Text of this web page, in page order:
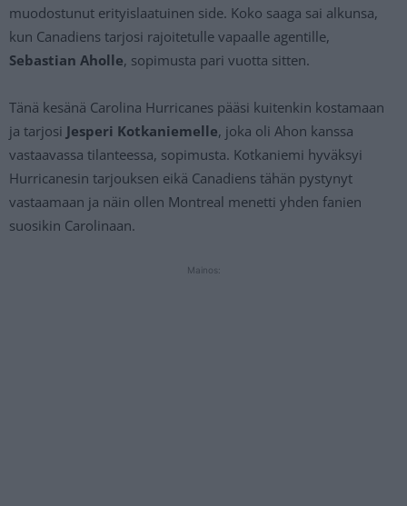
muodostunut erityislaatuinen side. Koko saaga sai alkunsa,
kun Canadiens tarjosi rajoitetulle vapaalle agentille,
Sebastian Aholle, sopimusta pari vuotta sitten.
Tänä kesänä Carolina Hurricanes pääsi kuitenkin kostamaan
ja tarjosi Jesperi Kotkaniemelle, joka oli Ahon kanssa
vastaavassa tilanteessa, sopimusta. Kotkaniemi hyväksyi
Hurricanesin tarjouksen eikä Canadiens tähän pystynyt
vastaamaan ja näin ollen Montreal menetti yhden fanien
suosikin Carolinaan.
Mainos: